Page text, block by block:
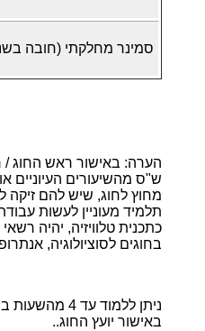
סמינר מחלקתי (חובה
ש"ס מהשיעורים העיוניים
מחוץ לחוג, שיש להם זיקה
תלמיד מעוניין לעשות
כתכנית טלוויזיה, יהיה
בחוגים לסוציולוגיה,
ניתן ללמוד
באישור יועץ החוג..